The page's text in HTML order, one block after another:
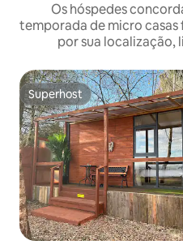
Os hóspedes
temporada de micro
por sua localização,
Superhost
Superhost